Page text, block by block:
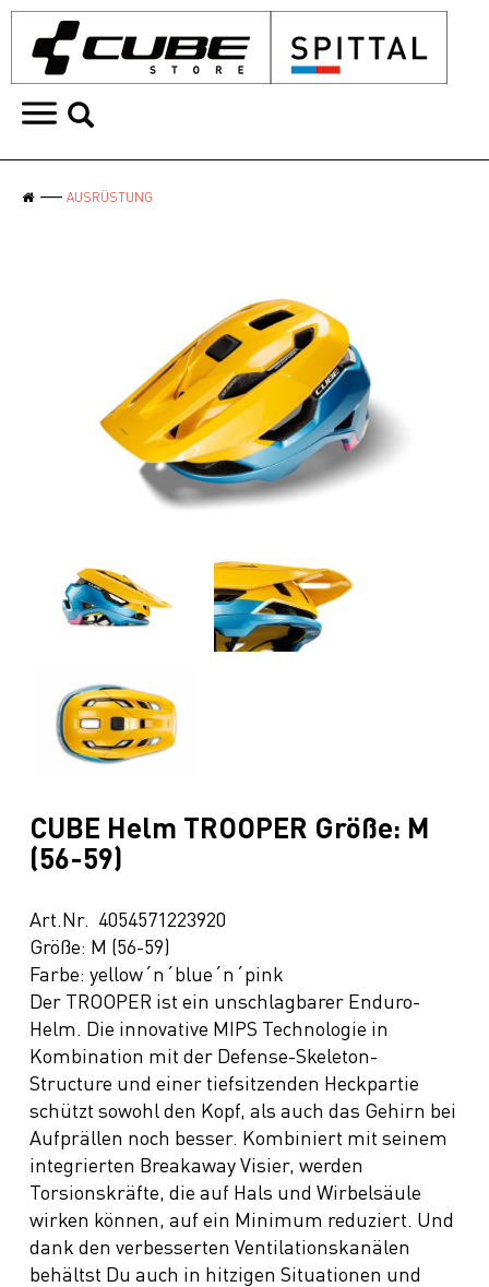
AUSRÜSTUNG
CUBE Helm TROOPER Größe: M
(56-59)
Art.Nr. 4054571223920
Größe: M (56-59)
Farbe: yellow´n´blue´n´pink
Der TROOPER ist ein unschlagbarer Enduro-
Helm. Die innovative MIPS Technologie in
Kombination mit der Defense-Skeleton-
Structure und einer tiefsitzenden Heckpartie
schützt sowohl den Kopf, als auch das Gehirn bei
Aufprällen noch besser. Kombiniert mit seinem
integrierten Breakaway Visier, werden
Torsionskräfte, die auf Hals und Wirbelsäule
wirken können, auf ein Minimum reduziert. Und
dank den verbesserten Ventilationskanälen
behältst Du auch in hitzigen Situationen und